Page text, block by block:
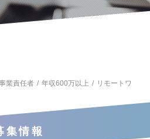
業責任者 年収600万以上
リモートワ
集情報